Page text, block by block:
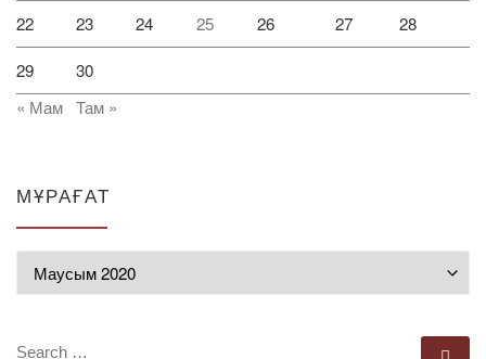
22 23 24 25 26 27 28
29
30
« Мам Там »
МҰРАҒАТ
SEARCH